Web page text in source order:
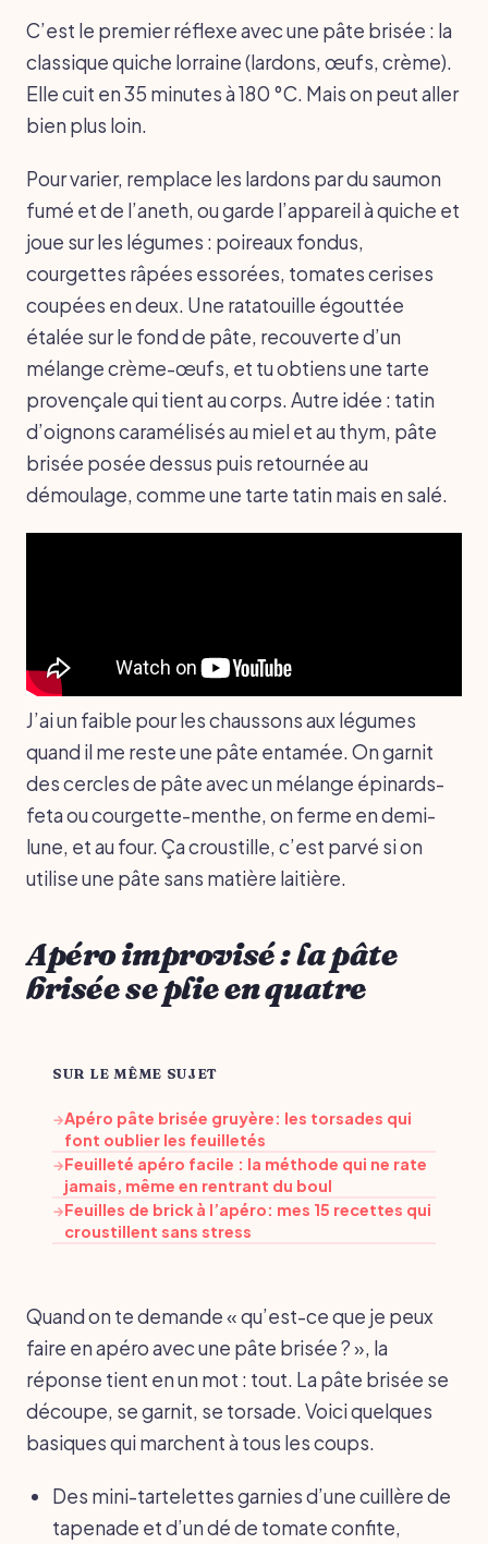
C’est le premier réflexe avec une pâte brisée : la
classique quiche lorraine (lardons, œufs, crème).
Elle cuit en 35 minutes à 180 °C. Mais on peut aller
bien plus loin.
Pour varier, remplace les lardons par du saumon
fumé et de l’aneth, ou garde l’appareil à quiche et
joue sur les légumes : poireaux fondus,
courgettes râpées essorées, tomates cerises
coupées en deux. Une ratatouille égouttée
étalée sur le fond de pâte, recouverte d’un
mélange crème-œufs, et tu obtiens une tarte
provençale qui tient au corps. Autre idée : tatin
d’oignons caramélisés au miel et au thym, pâte
brisée posée dessus puis retournée au
démoulage, comme une tarte tatin mais en salé.
J’ai un faible pour les chaussons aux légumes
quand il me reste une pâte entamée. On garnit
des cercles de pâte avec un mélange épinards-
feta ou courgette-menthe, on ferme en demi-
lune, et au four. Ça croustille, c’est parvé si on
utilise une pâte sans matière laitière.
Apéro improvisé : la pâte
brisée se plie en quatre
SUR LE MÊME SUJET
→Apéro pâte brisée gruyère: les torsades qui
font oublier les feuilletés
→Feuilleté apéro facile : la méthode qui ne rate
jamais, même en rentrant du boul
→Feuilles de brick à l’apéro: mes 15 recettes qui
croustillent sans stress
Quand on te demande « qu’est-ce que je peux
faire en apéro avec une pâte brisée ? », la
réponse tient en un mot : tout. La pâte brisée se
découpe, se garnit, se torsade. Voici quelques
basiques qui marchent à tous les coups.
Des mini-tartelettes garnies d’une cuillère de
tapenade et d’un dé de tomate confite,